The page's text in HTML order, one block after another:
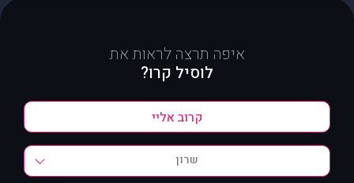
איפה תרצה לראות את
לוסיל קרו?
שרון